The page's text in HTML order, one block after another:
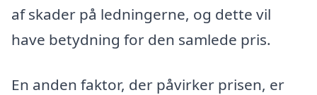
af skader på ledningerne, og dette vil
have betydning for den samlede pris.
En anden faktor, der påvirker prisen, er